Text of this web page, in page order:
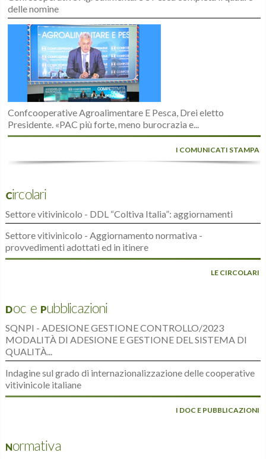
delle nomine
Confcooperative Agroalimentare E Pesca, Drei eletto
Presidente. «PAC più forte, meno burocrazia e...
I COMUNICATI STAMPA
Circolari
Settore vitivinicolo - DDL “Coltiva Italia”: aggiornamenti
Settore vitivinicolo - Aggiornamento normativa -
provvedimenti adottati ed in itinere
LE CIRCOLARI
Doc e Pubblicazioni
SQNPI - ADESIONE GESTIONE CONTROLLO/2023
MODALITÀ DI ADESIONE E GESTIONE DEL SISTEMA DI
QUALITÀ...
Indagine sul grado di internazionalizzazione delle cooperative
vitivinicole italiane
I DOC E PUBBLICAZIONI
Normativa